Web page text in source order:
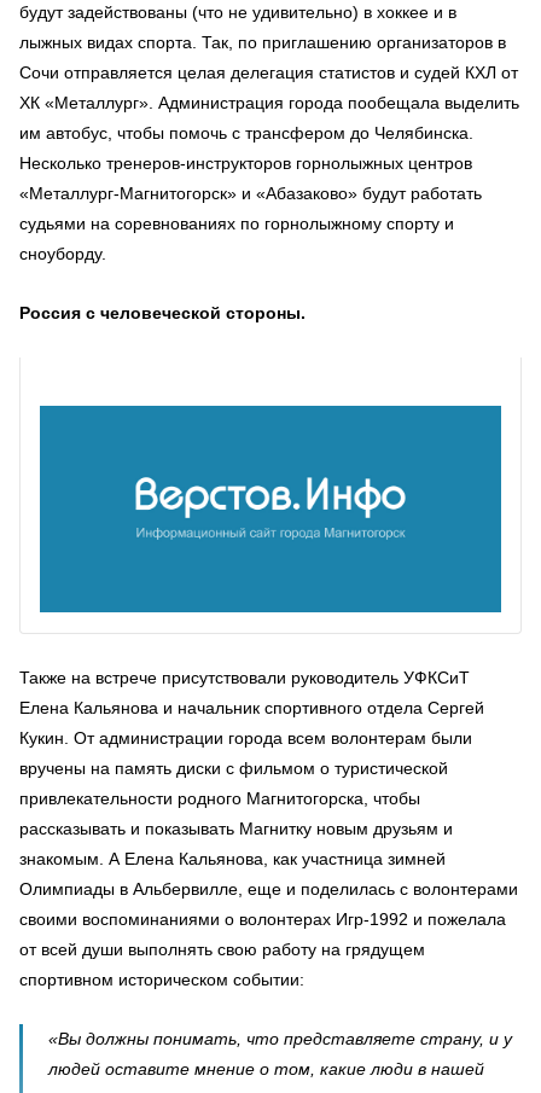
будут задействованы (что не удивительно) в хоккее и в
лыжных видах спорта. Так, по приглашению организаторов в
Сочи отправляется целая делегация статистов и судей КХЛ от
ХК «Металлург». Администрация города пообещала выделить
им автобус, чтобы помочь с трансфером до Челябинска.
Несколько тренеров-инструкторов горнолыжных центров
«Металлург-Магнитогорск» и «Абазаково» будут работать
судьями на соревнованиях по горнолыжному спорту и
сноуборду.
Россия с человеческой стороны.
Также на встрече присутствовали руководитель УФКСиТ
Елена Кальянова и начальник спортивного отдела Сергей
Кукин. От администрации города всем волонтерам были
вручены на память диски с фильмом о туристической
привлекательности родного Магнитогорска, чтобы
рассказывать и показывать Магнитку новым друзьям и
знакомым. А Елена Кальянова, как участница зимней
Олимпиады в Альбервилле, еще и поделилась с волонтерами
своими воспоминаниями о волонтерах Игр-1992 и пожелала
от всей души выполнять свою работу на грядущем
спортивном историческом событии:
«Вы должны понимать, что представляете страну, и у
людей оставите мнение о том, какие люди в нашей